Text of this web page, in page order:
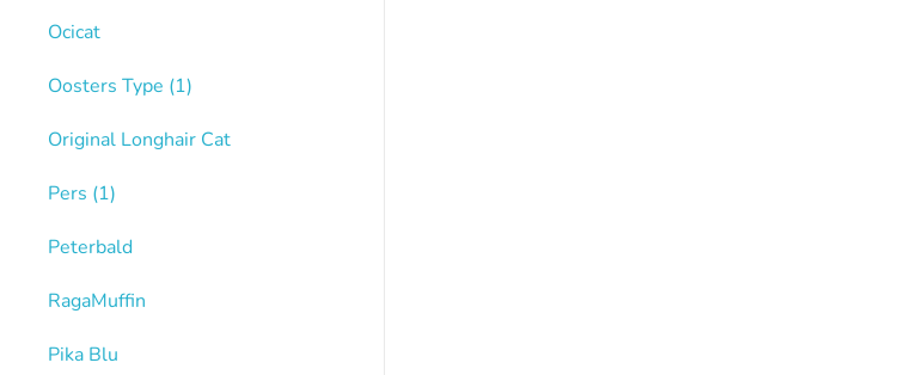
Ocicat
Oosters Type (1)
Original Longhair Cat
Pers (1)
Peterbald
RagaMuffin
Pika Blu